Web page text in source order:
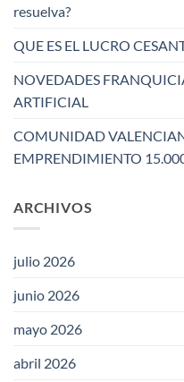
resuelva?
QUE ES EL LUCRO
NOVEDADES
ARTIFICIAL
COMUNIDAD
EMPRENDIMIENTO
ARCHIVOS
julio 2026
junio 2026
mayo 2026
abril 2026